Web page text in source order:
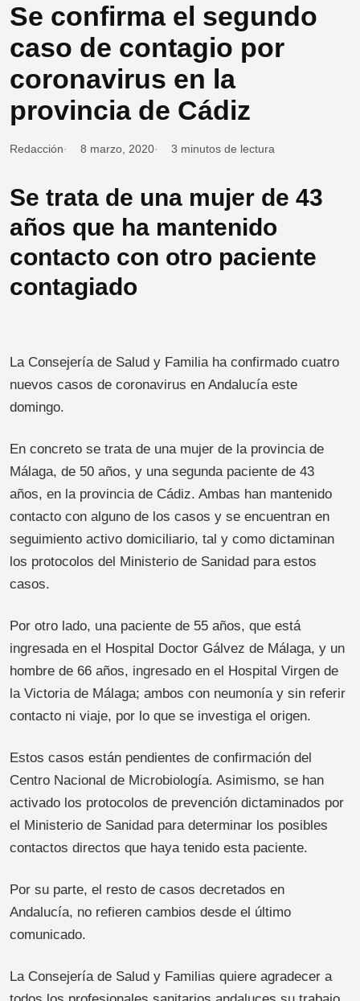
Se confirma el segundo
caso de contagio por
coronavirus en la
provincia de Cádiz
Redacción 8 marzo, 2020 3 minutos de lectura
Se trata de una mujer de 43
años que ha mantenido
contacto con otro paciente
contagiado
La Consejería de Salud y Familia ha confirmado cuatro
nuevos casos de coronavirus en Andalucía este
domingo.
En concreto se trata de una mujer de la provincia de
Málaga, de 50 años, y una segunda paciente de 43
años, en la provincia de Cádiz. Ambas han mantenido
contacto con alguno de los casos y se encuentran en
seguimiento activo domiciliario, tal y como dictaminan
los protocolos del Ministerio de Sanidad para estos
casos.
Por otro lado, una paciente de 55 años, que está
ingresada en el Hospital Doctor Gálvez de Málaga, y un
hombre de 66 años, ingresado en el Hospital Virgen de
la Victoria de Málaga; ambos con neumonía y sin referir
contacto ni viaje, por lo que se investiga el origen.
Estos casos están pendientes de confirmación del
Centro Nacional de Microbiología. Asimismo, se han
activado los protocolos de prevención dictaminados por
el Ministerio de Sanidad para determinar los posibles
contactos directos que haya tenido esta paciente.
Por su parte, el resto de casos decretados en
Andalucía, no refieren cambios desde el último
comunicado.
La Consejería de Salud y Familias quiere agradecer a